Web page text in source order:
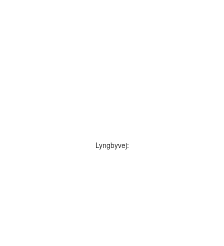
Lyngbyvej: